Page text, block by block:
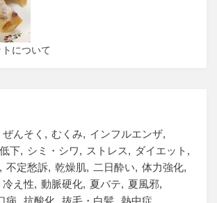
について
ぜんそく むくみ
インフルエンザ
下
シミ・シワ ストレス
ダイエット
不定愁訴 乾燥肌 二日酔い
体力強化
冷え性 動脈硬化 夏バテ
夏風邪